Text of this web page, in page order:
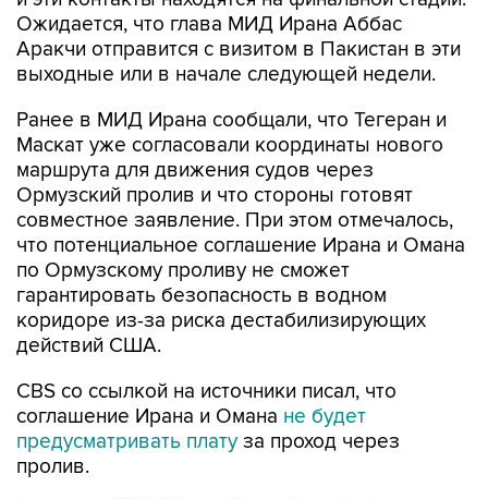
Ожидается, что глава МИД Ирана Аббас
Аракчи отправится с визитом в Пакистан в эти
выходные или в начале следующей недели.
Ранее в МИД Ирана сообщали, что Тегеран и
Маскат уже согласовали координаты нового
маршрута для движения судов через
Ормузский пролив и что стороны готовят
совместное заявление. При этом отмечалось,
что потенциальное соглашение Ирана и Омана
по Ормузскому проливу не сможет
гарантировать безопасность в водном
коридоре из-за риска дестабилизирующих
действий США.
CBS со ссылкой на источники писал, что
соглашение Ирана и Омана не будет
предусматривать плату за проход через
пролив.